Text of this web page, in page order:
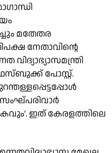
മതേതര
നേതാവിൻ്റെ
വിദ്യാഭ്യാസമന്ത്രി
പോസ്റ്റ്.
സംഘ്പരിവാർ
ഇത് കേരളത്തിലെ